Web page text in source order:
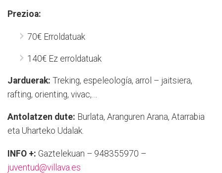
Prezioa:
70€ Erroldatuak
140€ Ez erroldatuak
Jarduerak: Treking, espeleología, arrol – jaitsiera,
rafting, orienting, vivac,…
Antolatzen dute: Burlata, Aranguren Arana, Atarrabia
eta Uharteko Udalak.
INFO +: Gaztelekuan – 948355970 –
juventud@villava.es